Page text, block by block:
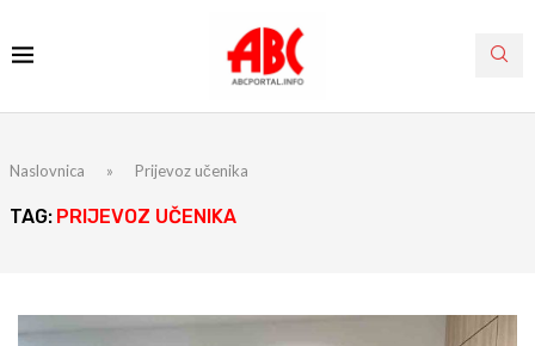
Naslovnica » Prijevoz učenika
TAG: PRIJEVOZ UČENIKA